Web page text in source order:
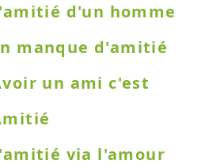
d'un homme
manque d'amitié
un ami c'est
via l'amour